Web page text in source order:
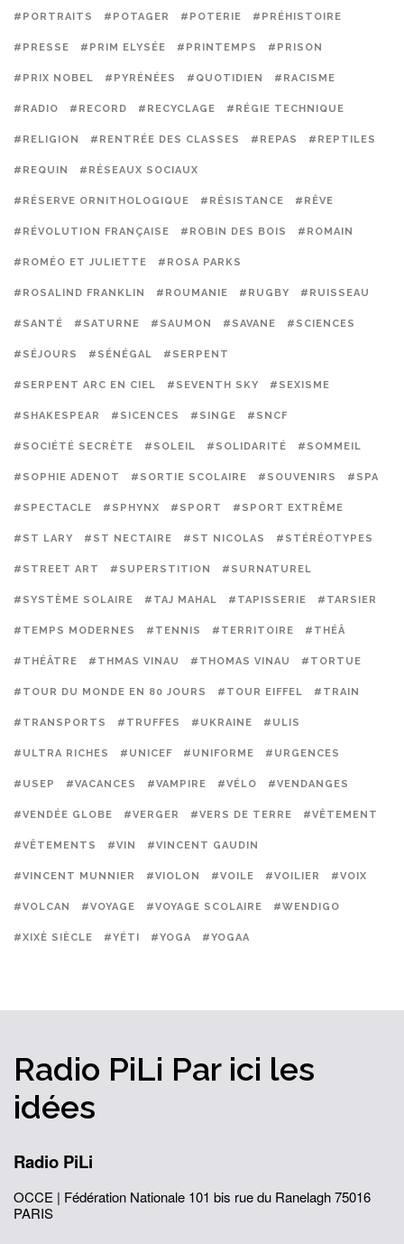
#PORTRAITS #POTAGER #POTERIE #PRÉHISTOIRE
#PRESSE #PRIM ELYSÉE #PRINTEMPS #PRISON
#PRIX NOBEL #PYRÉNÉES #QUOTIDIEN #RACISME
#RADIO #RECORD #RECYCLAGE #RÉGIE TECHNIQUE
#RELIGION #RENTRÉE DES CLASSES #REPAS #REPTILES
#REQUIN #RÉSEAUX SOCIAUX
#RÉSERVE ORNITHOLOGIQUE #RÉSISTANCE #RÊVE
#RÉVOLUTION FRANÇAISE #ROBIN DES BOIS #ROMAIN
#ROMÉO ET JULIETTE #ROSA PARKS
#ROSALIND FRANKLIN #ROUMANIE #RUGBY #RUISSEAU
#SANTÉ #SATURNE #SAUMON #SAVANE #SCIENCES
#SÉJOURS #SÉNÉGAL #SERPENT
#SERPENT ARC EN CIEL #SEVENTH SKY #SEXISME
#SHAKESPEAR #SICENCES #SINGE #SNCF
#SOCIÉTÉ SECRÈTE #SOLEIL #SOLIDARITÉ #SOMMEIL
#SOPHIE ADENOT #SORTIE SCOLAIRE #SOUVENIRS #SPA
#SPECTACLE #SPHYNX #SPORT #SPORT EXTRÊME
#ST LARY #ST NECTAIRE #ST NICOLAS #STÉRÉOTYPES
#STREET ART #SUPERSTITION #SURNATUREL
#SYSTÈME SOLAIRE #TAJ MAHAL #TAPISSERIE #TARSIER
#TEMPS MODERNES #TENNIS #TERRITOIRE #THÉÂ
#THÉÂTRE #THMAS VINAU #THOMAS VINAU #TORTUE
#TOUR DU MONDE EN 80 JOURS #TOUR EIFFEL #TRAIN
#TRANSPORTS #TRUFFES #UKRAINE #ULIS
#ULTRA RICHES #UNICEF #UNIFORME #URGENCES
#USEP #VACANCES #VAMPIRE #VÉLO #VENDANGES
#VENDÉE GLOBE #VERGER #VERS DE TERRE #VÊTEMENT
#VÊTEMENTS #VIN #VINCENT GAUDIN
#VINCENT MUNNIER #VIOLON #VOILE #VOILIER #VOIX
#VOLCAN #VOYAGE #VOYAGE SCOLAIRE #WENDIGO
#XIXÈ SIÈCLE #YÉTI #YOGA #YOGAA
Radio PiLi Par ici les
idées
Radio PiLi
OCCE | Fédération Nationale 101 bis rue du Ranelagh75016
PARIS